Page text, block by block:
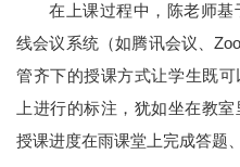
在上课过程中，陈老师
线会议系统（如腾讯会议、
管齐下的授课方式让学生既
上进行的标注，犹如坐在教
授课进度在雨课堂上完成答题